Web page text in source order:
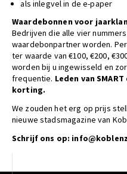
als inlegvel in de e-paper
Waardebonnen voor
Bedrijven die alle vier
waardebonpartner worden.
ter waarde van €100, €200,
worden bij u ingewisseld en
frequentie. Leden van
korting.
We zouden het erg op prijs
nieuwe stadsmagazine van
Schrijf ons op: